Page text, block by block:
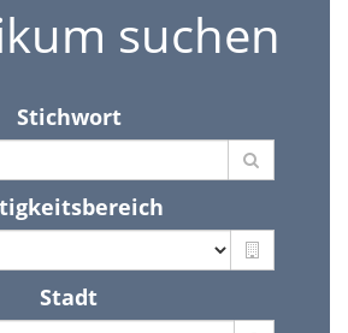
suchen
Stichwort
Stadt